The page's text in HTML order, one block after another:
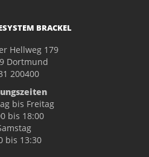
BRACKEL
Hellweg 179
Dortmund
200400
bis Freitag
bis 18:00
bis 13:30